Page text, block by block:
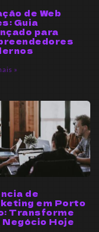
de Web
Guia
para
»
de
em Porto
Transforme
Negócio Hoje